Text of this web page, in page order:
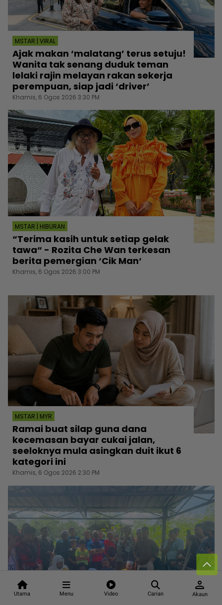
Utama Menu Video Carian
person
Akaun
MSTAR | VIRAL
Ajak makan ‘malatang’ terus setuju!
Wanita tak senang duduk teman
lelaki rajin melayan rakan sekerja
perempuan, siap jadi ‘driver’
Khamis, 6 Ogos 2026 3:30 PM
MSTAR | HIBURAN
“Terima kasih untuk setiap gelak
tawa“ - Rozita Che Wan terkesan
berita pemergian ‘Cik Man‘
Khamis, 6 Ogos 2026 3:00 PM
MSTAR | MYR
Ramai buat silap guna dana
kecemasan bayar cukai jalan,
seeloknya mula asingkan duit ikut 6
kategori ini
Khamis, 6 Ogos 2026 2:30 PM